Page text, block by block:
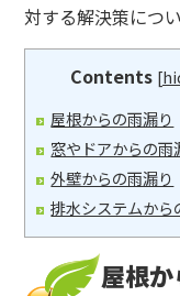
対する解決策につ
Contents [
屋根からの雨漏り
窓やドアからの雨
外壁からの雨漏り
排水システムから
屋根